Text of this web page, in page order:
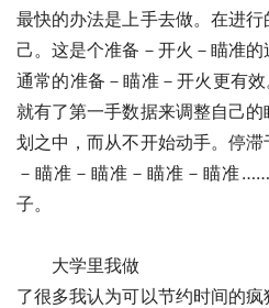
最快的办法是上手去做。在进
己。这是个准备－开火－瞄准
通常的准备－瞄准－开火更有
就有了第一手数据来调整自己
划之中，而从不开始动手。停
－瞄准－瞄准－瞄准－瞄准
子。
大学里我做
了很多我认为可以节约时间的